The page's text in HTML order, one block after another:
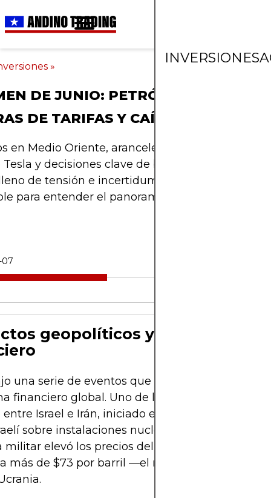
INVERSIONES
»
DE JUNIO: PETRÓLEO EN
DE TARIFAS Y CAÍDAS
en Medio Oriente, aranceles crecientes entre
y decisiones clave de bancos centrales
de tensión e incertidumbre. Aquí un
para entender el panorama y prepararte para
geopolíticos y su impacto
una serie de eventos que alteraron
financiero global. Uno de los más impactantes
Israel e Irán, iniciado el 12 de junio con un
sobre instalaciones nucleares en Natanz. Esta
militar elevó los precios del petróleo en un 7%,
más de $73 por barril —el mayor salto desde la